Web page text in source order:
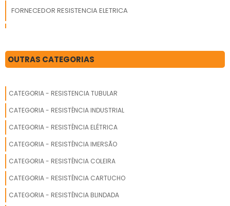
conquistando então a
a diferença no
mercado por toda
o que garante a
todos os clientes..
FORNECEDOR RESISTENCIA ELETRICA
RESISTENCIA ELETRICA MICA
OUTRAS CATEGORIAS
CATEGORIA - RESISTENCIA TUBULAR
CATEGORIA - RESISTÊNCIA INDUSTRIAL
CATEGORIA - RESISTÊNCIA ELÉTRICA
CATEGORIA - RESISTÊNCIA IMERSÃO
CATEGORIA - RESISTÊNCIA COLEIRA
CATEGORIA - RESISTÊNCIA CARTUCHO
CATEGORIA - RESISTÊNCIA BLINDADA